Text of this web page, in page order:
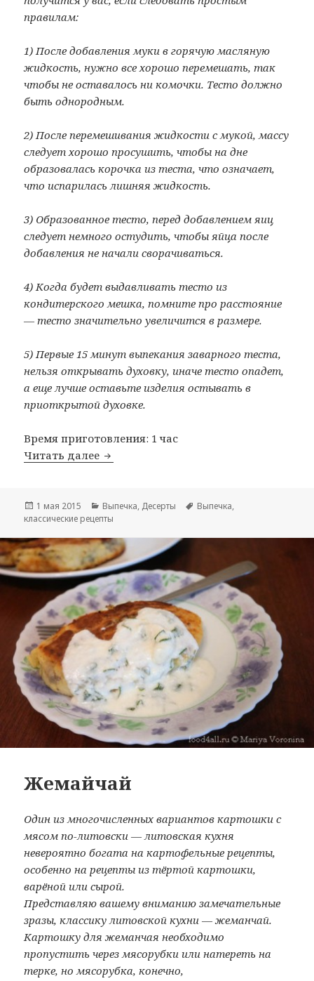
правилам:
1) После добавления муки в горячую масляную
жидкость, нужно все хорошо перемешать, так
чтобы не оставалось ни комочки. Тесто должно
быть однородным.
2) После перемешивания жидкости с мукой, массу
следует хорошо просушить, чтобы на дне
образовалась корочка из теста, что означает,
что испарилась лишняя жидкость.
3) Образованное тесто, перед добавлением яиц
следует немного остудить, чтобы яйца после
добавления не начали сворачиваться.
4) Когда будет выдавливать тесто из
кондитерского мешка, помните про расстояние
— тесто значительно увеличится в размере.
5) Первые 15 минут выпекания заварного теста,
нельзя открывать духовку, иначе тесто опадет,
а еще лучше оставьте изделия остывать в
приоткрытой духовке.
Время приготовления: 1 час
Читать далее Заварное тесто
Опубликовано
1 мая 2015 Рубрики
Выпечка, Десерты Метки
Выпечка,
классические рецепты
Жемайчай
Один из многочисленных вариантов картошки с
мясом по-литовски — литовская кухня
невероятно богата на картофельные рецепты,
особенно на рецепты из тёртой картошки,
варёной или сырой.
Представляю вашему вниманию замечательные
зразы, классику литовской кухни — жеманчай.
Картошку для жеманчая необходимо
пропустить через мясорубки или натереть на
терке, но мясорубка, конечно,